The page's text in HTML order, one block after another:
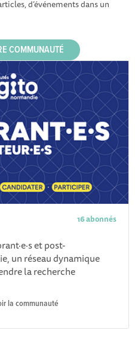
d’événements dans un
COMMUNAUTÉ
16 abonnés
et post-
un réseau dynamique
la recherche
la communauté